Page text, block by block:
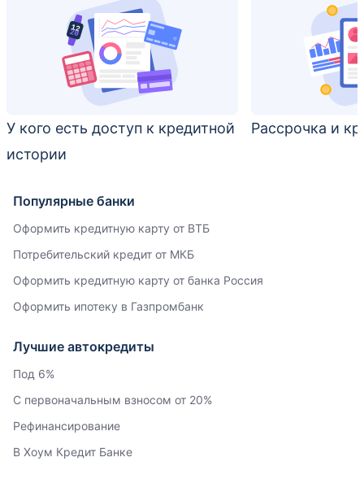
У кого есть доступ к кредитной
истории
Рассрочка и
Популярные банки
Оформить кредитную карту от ВТБ
Потребительский кредит от МКБ
Оформить кредитную карту от банка Россия
Оформить ипотеку в Газпромбанк
Лучшие автокредиты
Под 6%
С первоначальным взносом от 20%
Рефинансирование
В Хоум Кредит Банке